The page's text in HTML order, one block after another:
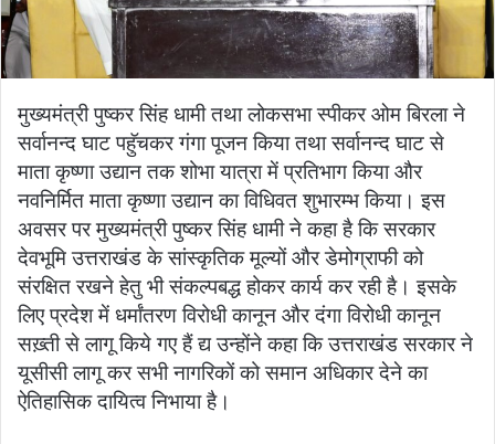
l
मुख्यमंत्री पुष्कर सिंह धामी तथा लोकसभा स्पीकर ओम बिरला ने
सर्वानन्द घाट पहुॅचकर गंगा पूजन किया तथा सर्वानन्द घाट से
माता कृष्णा उद्यान तक शोभा यात्रा में प्रतिभाग किया और
नवनिर्मित माता कृष्णा उद्यान का विधिवत शुभारम्भ किया। इस
अवसर पर मुख्यमंत्री पुष्कर सिंह धामी ने कहा है कि सरकार
देवभूमि उत्तराखंड के सांस्कृतिक मूल्यों और डेमोग्राफी को
संरक्षित रखने हेतु भी संकल्पबद्ध होकर कार्य कर रही है। इसके
लिए प्रदेश में धर्मांतरण विरोधी कानून और दंगा विरोधी कानून
सख़्ती से लागू किये गए हैं द्य उन्होंने कहा कि उत्तराखंड सरकार ने
यूसीसी लागू कर सभी नागरिकों को समान अधिकार देने का
ऐतिहासिक दायित्व निभाया है।